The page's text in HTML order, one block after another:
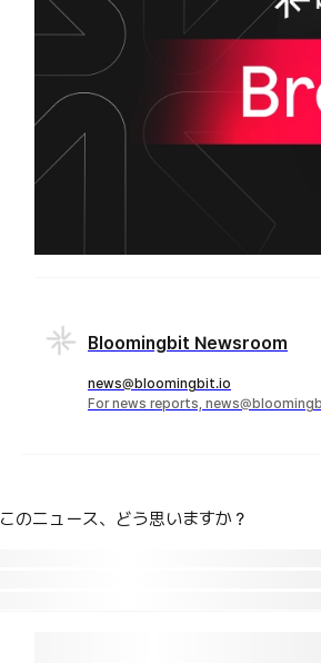
Bloomingbit Newsroom
news@bloomingbit.io
For news reports,
このニュース、どう思いますか？